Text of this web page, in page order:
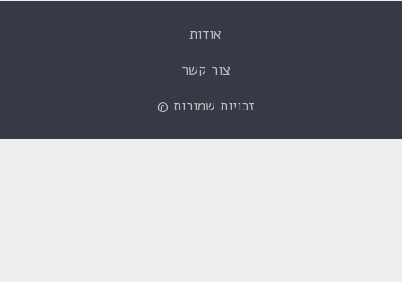
אודות
צור קשר
זכויות שמורות ©